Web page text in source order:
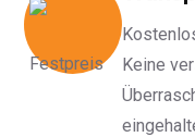
Keine